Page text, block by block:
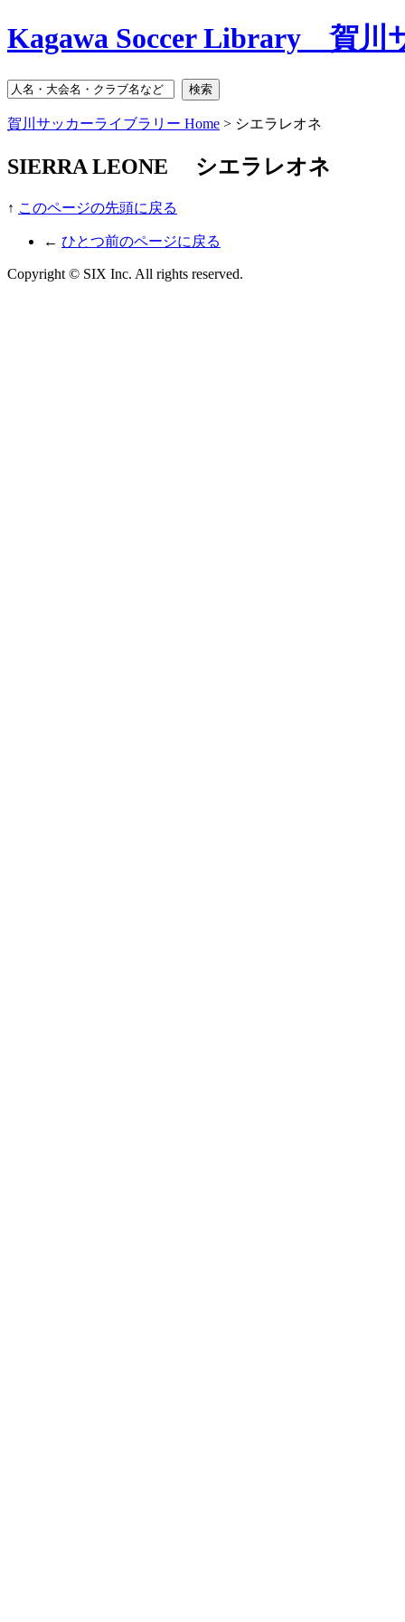
Kagawa Soccer Library 賀川
賀川サッカーライブラリー Home > シエラレオネ
SIERRA LEONE シエラレオネ
↑ このページの先頭に戻る
← ひとつ前のページに戻る
Copyright © SIX Inc. All rights reserved.